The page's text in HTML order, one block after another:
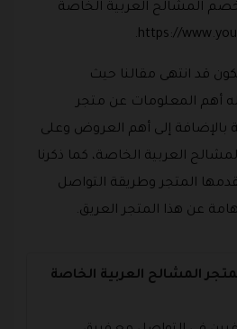
المشالح العربية الخاصة
https://
قد انتهى مقالنا حيث
أهم المعلومات عن متجر
بالإضافة إلى أهم العروض وعلى
العربية الخاصة، كما ذكرنا
المتجر وطريقة التواصل
عن هذا المتجر العريق.
المشالح العربية الخاصة